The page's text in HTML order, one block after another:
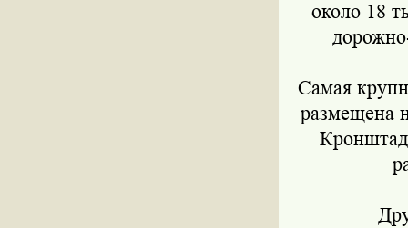
около 18
Самая
размещена